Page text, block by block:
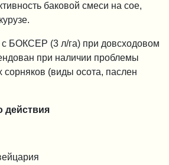
баковой смеси на сое,
с БОКСЕР (3 л/га) при довсходовом
при наличии проблемы
сорняков (виды осота, паслен
действия